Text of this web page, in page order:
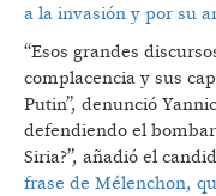
a la invasión y por su
“Esos grandes
complacencia y sus
Putin”, denunció
defendiendo el
Siria?”, añadió el
frase de Mélenchon,